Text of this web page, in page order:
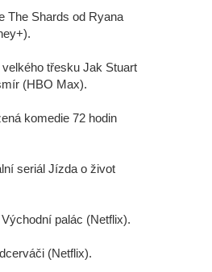
The Shards od Ryana
velkého třesku Jak Stuart
(HBO Max).
komedie 72 hodin
seriál Jízda o život
palác (Netflix).
(Netflix).